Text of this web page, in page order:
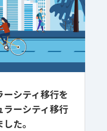
シティ移行を
ラーシティ移行
た。